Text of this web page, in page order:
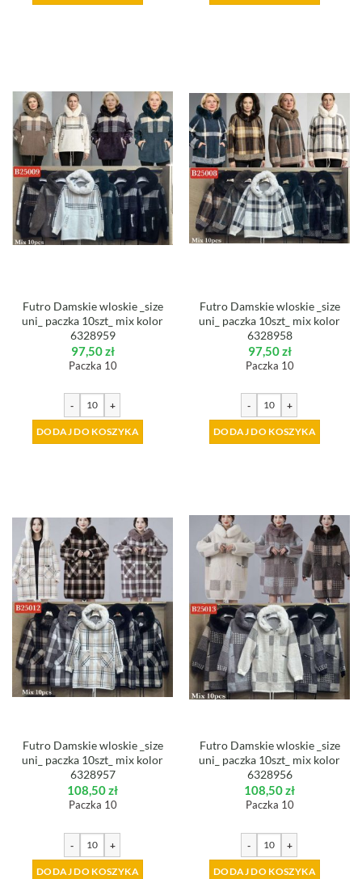
Futro Damskie wloskie _size
uni_ paczka 10szt_ mix kolor
6328959
97,50zł
Paczka 10
- +
DODAJ DO KOSZYKA
Futro Damskie wloskie _size
uni_ paczka 10szt_ mix kolor
6328958
97,50zł
Paczka 10
- +
DODAJ DO KOSZYKA
Futro Damskie wloskie _size
uni_ paczka 10szt_ mix kolor
6328957
108,50zł
Paczka 10
- +
DODAJ DO KOSZYKA
Futro Damskie wloskie _size
uni_ paczka 10szt_ mix kolor
6328956
108,50zł
Paczka 10
- +
DODAJ DO KOSZYKA